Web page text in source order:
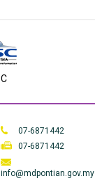
07-6871442
07-6871442
info@mdpontian.gov.my